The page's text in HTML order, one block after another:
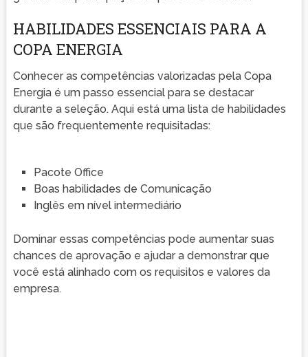
HABILIDADES ESSENCIAIS PARA A
COPA ENERGIA
Conhecer as competências valorizadas pela Copa
Energia é um passo essencial para se destacar
durante a seleção. Aqui está uma lista de habilidades
que são frequentemente requisitadas:
Pacote Office
Boas habilidades de Comunicação
Inglês em nível intermediário
Dominar essas competências pode aumentar suas
chances de aprovação e ajudar a demonstrar que
você está alinhado com os requisitos e valores da
empresa.